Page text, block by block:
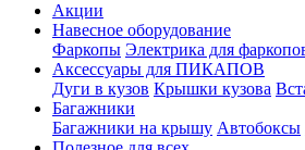
Акции
Навесное оборудование
Фаркопы Электрика для
Аксессуары для ПИКАПОВ
Дуги в кузов Крышки кузова
Багажники
Багажники на крышу Автобоксы